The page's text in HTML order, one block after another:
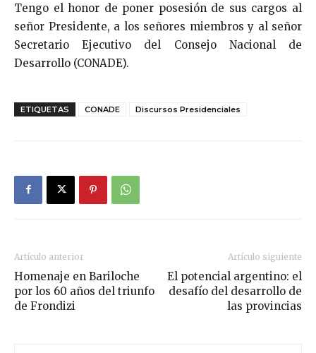
Tengo el honor de poner posesión de sus cargos al
señor Presidente, a los señores miembros y al señor
Se­cretario Ejecutivo del Consejo Nacional de
Desarrollo (CONADE).
ETIQUETAS CONADE Discursos Presidenciales
Artículo anterior
Homenaje en Bariloche
por los 60 años del triunfo
de Frondizi
Artículo siguiente
El potencial argentino: el
desafío del desarrollo de
las provincias